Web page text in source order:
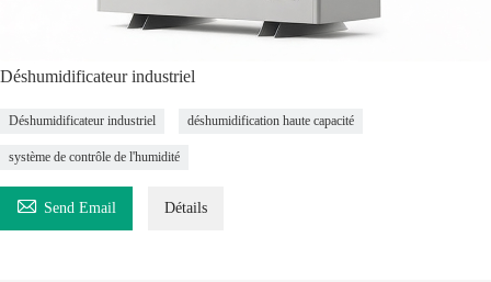
Déshumidificateur industriel
Déshumidificateur industriel déshumidification haute capacité
système de contrôle de l'humidité
 Send Email Détails